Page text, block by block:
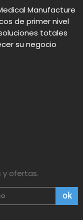
Manufacture
de primer nivel
totales
su negocio
y ofertas.
ok